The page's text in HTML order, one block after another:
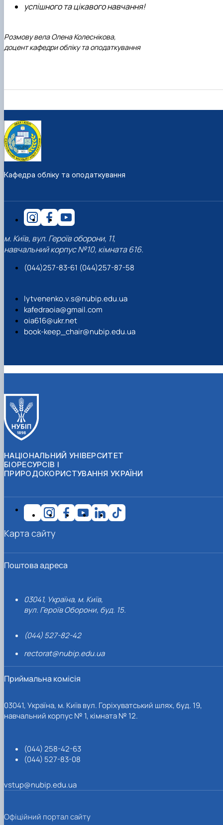
успішного та цікавого навчання!
Розмову вела Олена Колеснікова,
доцент кафедри обліку та оподаткування
Кафедра обліку та оподаткування
м. Київ, вул. Героїв оборони, 11,
навчальний корпус №10, кімната 616.
(044)257-83-61 (044)257-87-58
lytvenenko.v.s@nubip.edu.ua
kafedraoia@gmail.com
oia616@ukr.net
book-keep_chair@nubip.edu.ua
НАЦІОНАЛЬНИЙ УНІВЕРСИТЕТ
БІОРЕСУРСІВ І
ПРИРОДОКОРИСТУВАННЯ УКРАЇНИ
Поштова адреса
03041, Україна, м. Київ,
вул. Героїв Оборони, буд. 15.
(044) 527-82-42
rectorat@nubip.edu.ua
Приймальна комісія
03041, Україна, м. Київ вул. Горіхуватський шлях, буд. 19,
навчальний корпус № 1, кімната № 12.
(044) 258-42-63
(044) 527-83-08
vstup@nubip.edu.ua
Карта сайту
Офіційний портал сайту